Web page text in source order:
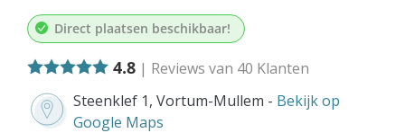
Direct plaatsen beschikbaar!
4.8 | Reviews van 40 Klanten
Steenklef 1, Vortum-Mullem - Bekijk op
Google Maps